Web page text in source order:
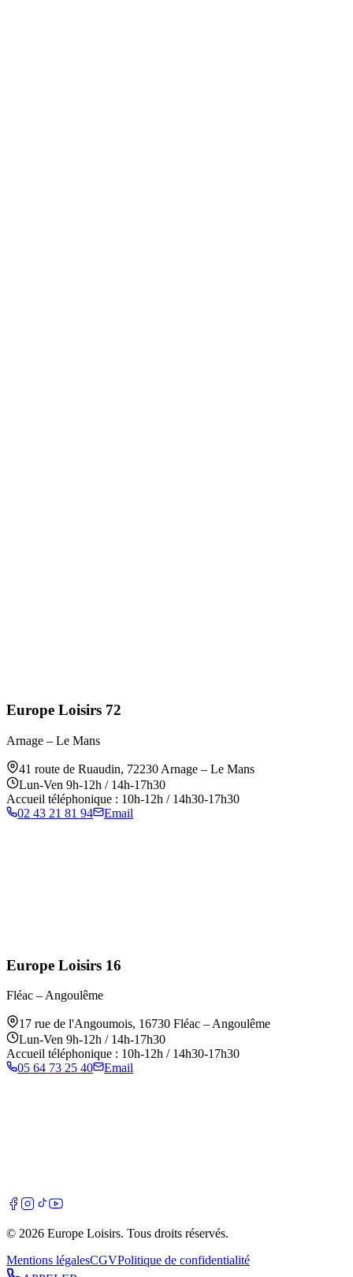
Europe Loisirs 72
Arnage – Le Mans
41 route de Ruaudin, 72230 Arnage – Le Mans
Lun-Ven 9h-12h / 14h-17h30
Accueil téléphonique : 10h-12h / 14h30-17h30
02 43 21 81 94
Email
Europe Loisirs 16
Fléac – Angoulême
17 rue de l'Angoumois, 16730 Fléac – Angoulême
Lun-Ven 9h-12h / 14h-17h30
Accueil téléphonique : 10h-12h / 14h30-17h30
05 64 73 25 40
Email
© 2026 Europe Loisirs. Tous droits réservés.
Mentions légalesCGVPolitique de confidentialité